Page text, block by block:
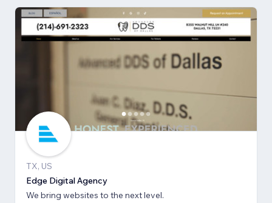
TX, US
Edge Digital Agency
We bring websites to the next level.